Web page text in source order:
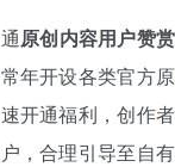
原创内容用户赞
年开设各类官方
开通福利，创作
，合理引导至自